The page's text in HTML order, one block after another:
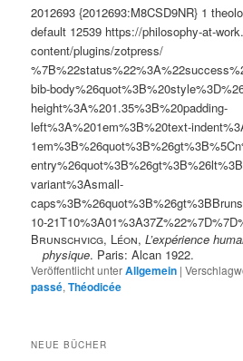
2012693 {2012693:M8CSD9NR} 1
default 12539 https://philosophy-at-
content/plugins/zotpress/
bib-
height%3A%201.35%3B%20padding-
left%3A%201em%3B%20text-
variant%3Asmall-
10-
Brunschvicg, Léon,L’expérience
physique. Paris: Alcan 1922.
Veröffentlicht unterAllgemein |
passé,Théodicée
NEUE BÜCHER